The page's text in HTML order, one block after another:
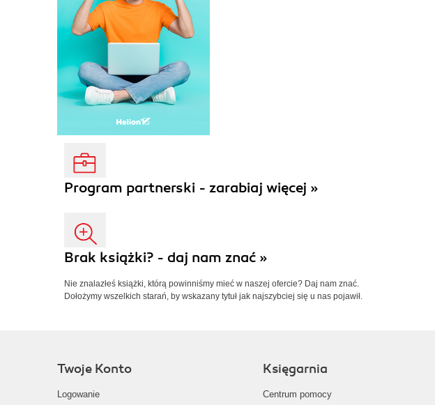
Program partnerski - zarabiaj więcej »
Brak książki? - daj nam znać »
Nie znalazłeś książki, którą powinniśmy mieć w naszej ofercie? Daj nam znać.
Dołożymy wszelkich starań, by wskazany tytuł jak najszybciej się u nas pojawił.
Twoje Konto
Logowanie
Księgarnia
Centrum pomocy